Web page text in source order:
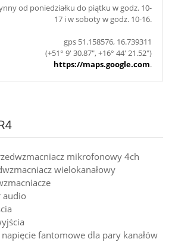
od poniedziałku do piątku w godz. 10-
17 i w soboty w godz. 10-16.
gps 51.158576, 16.739311
(+51° 9' 30.87", +16° 44' 21.52")
https://maps.google.com.
mikrofonowy 4ch
wielokanałowy
audio
napięcie fantomowe dla pary kanałów